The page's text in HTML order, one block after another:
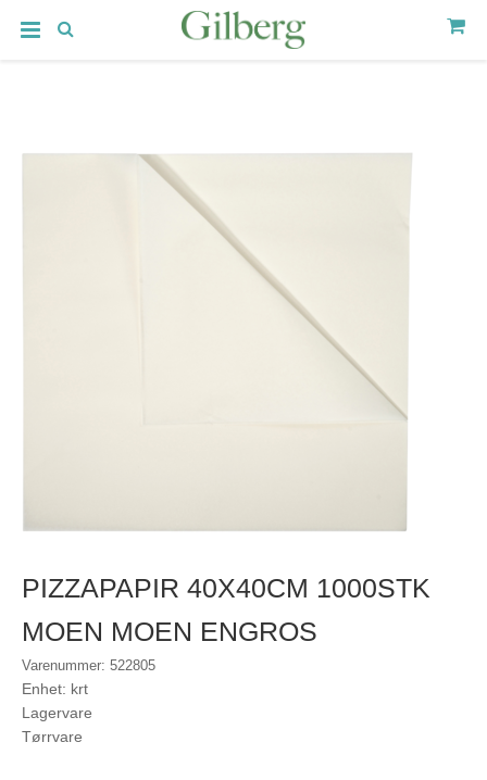
PIZZAPAPIR 40X40CM 1000STK
MOEN MOEN ENGROS
Varenummer: 522805
Enhet: krt
Lagervare
Tørrvare